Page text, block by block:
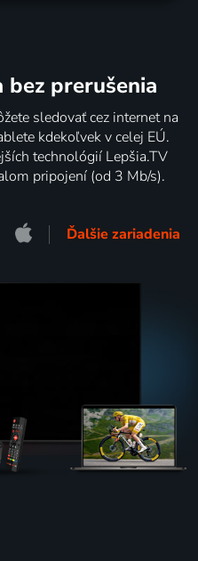
bez prerušenia
sledovať cez internet na
kdekoľvek v celej EÚ.
technológií Lepšia.TV
pripojení (od 3 Mb/s).
Ďalšie zariadenia